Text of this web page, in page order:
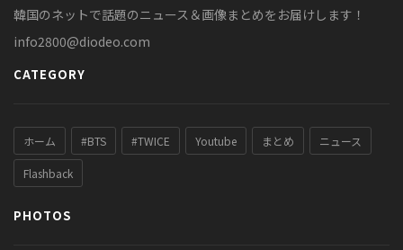
韓国のネットで話題のニュース＆画像まとめをお届けします！
info2800@diodeo.com
CATEGORY
ホーム #BTS #TWICE Youtube まとめ ニュース
Flashback
PHOTOS